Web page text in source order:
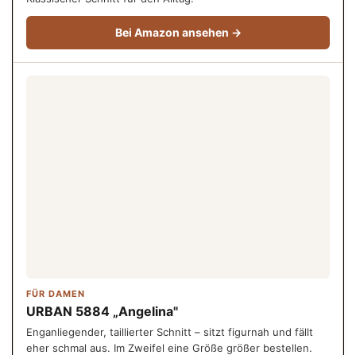
Bei Amazon ansehen →
FÜR DAMEN
URBAN 5884 „Angelina"
Enganliegender, taillierter Schnitt – sitzt figurnah und fällt
eher schmal aus. Im Zweifel eine Größe größer bestellen.